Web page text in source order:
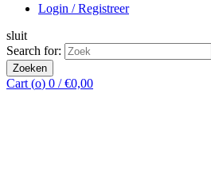
Login / Registreer
sluit
Search for:
Zoeken
Cart (o) 0 / €0,00